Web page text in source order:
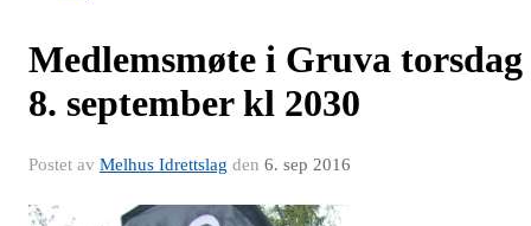
Medlemsmøte i Gruva torsdag
8. september kl 2030
Postet av Melhus Idrettslag den 6. sep 2016